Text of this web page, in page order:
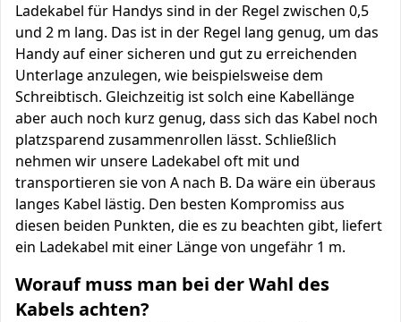
Ladekabel für Handys sind in der Regel zwischen 0,5
und 2 m lang. Das ist in der Regel lang genug, um das
Handy auf einer sicheren und gut zu erreichenden
Unterlage anzulegen, wie beispielsweise dem
Schreibtisch. Gleichzeitig ist solch eine Kabellänge
aber auch noch kurz genug, dass sich das Kabel noch
platzsparend zusammenrollen lässt. Schließlich
nehmen wir unsere Ladekabel oft mit und
transportieren sie von A nach B. Da wäre ein überaus
langes Kabel lästig. Den besten Kompromiss aus
diesen beiden Punkten, die es zu beachten gibt, liefert
ein Ladekabel mit einer Länge von ungefähr 1 m.
Worauf muss man bei der Wahl des
Kabels achten?